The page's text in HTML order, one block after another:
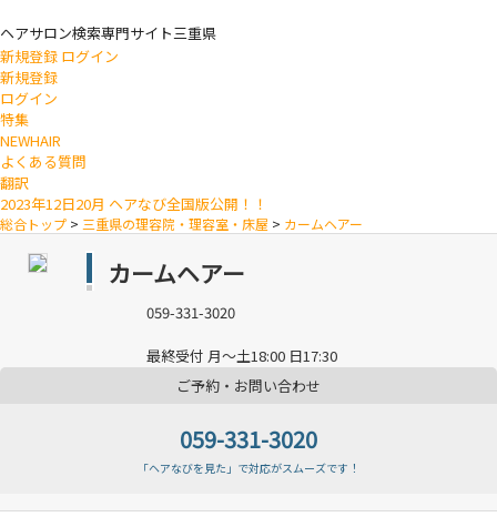
ヘアサロン検索専門サイト三重県
新規登録 ログイン
新規登録
ログイン
特集
NEWHAIR
よくある質問
翻訳
2023年12日20月 ヘアなび全国版公開！！
総合トップ > 三重県の理容院・理容室・床屋 > カームヘアー
カームヘアー
059-331-3020
最終受付 月～土18:00 日17:30
ご予約・お問い合わせ
059-331-3020
「ヘアなびを見た」で対応がスムーズです！